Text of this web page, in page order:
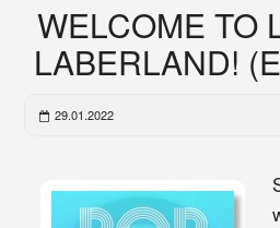
WELCOME TO
LABERLAND!
29.01.2022